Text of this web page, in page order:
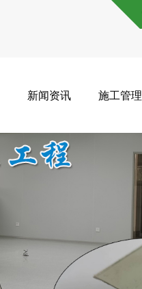
新闻资讯 施工管理